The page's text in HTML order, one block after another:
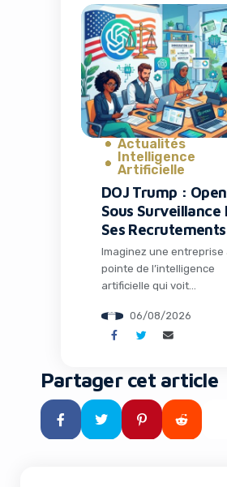
où des espèces
des millénaires
fouler à nouveau notre
grâce à la biologie de
Ce n’est plus de la
fiction : c’est le […]
Actualités
Intelligence
Artificielle
DOJ Trump :
Sous Surveillance
Ses Recrutements
Imaginez une entreprise
pointe de l’intelligence
artificielle qui voit
recrutement scrutées au
haut niveau par le
OpenAI en ce mois d’août
Le Department of Justice
sous l’administration
annoncé une surveillance
06/08/2026
Partager cet article